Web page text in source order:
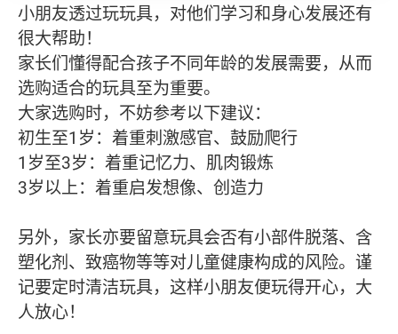
小朋友透过玩玩具，对他们学习和身心发展还有
很大帮助！
家长们懂得配合孩子不同年龄的发展需要，从而
选购适合的玩具至为重要。
大家选购时，不妨参考以下建议：
初生至1岁：着重刺激感官、鼓励爬行
1岁至3岁：着重记忆力、肌肉锻炼
3岁以上：着重启发想像、创造力
另外，家长亦要留意玩具会否有小部件脱落、含
塑化剂、致癌物等等对儿童健康构成的风险。谨
记要定时清洁玩具，这样小朋友便玩得开心，大
人放心！